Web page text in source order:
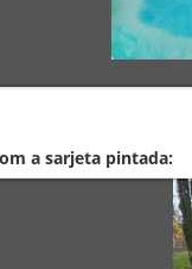
a sarjeta pintada: